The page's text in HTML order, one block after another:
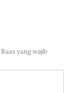
Ruas yang wajib